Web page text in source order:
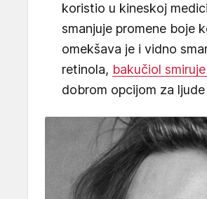
koristio u kineskoj
smanjuje promene boje
omekšava je i vidno
retinola, bakučiol
dobrom opcijom za